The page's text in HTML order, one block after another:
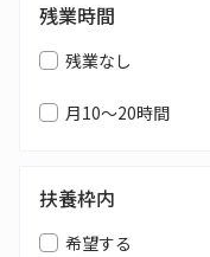
残業時間
残業なし
月10～20時間
扶養枠内
希望する